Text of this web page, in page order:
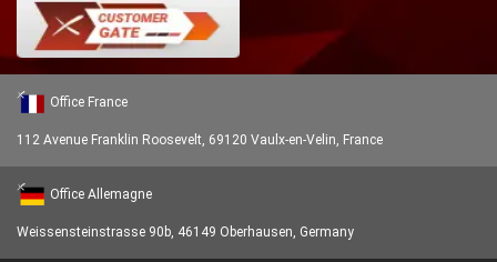
Office France
112 Avenue Franklin Roosevelt, 69120 Vaulx-en-Velin, France
Office Allemagne
Weissensteinstrasse 90b, 46149 Oberhausen, Germany